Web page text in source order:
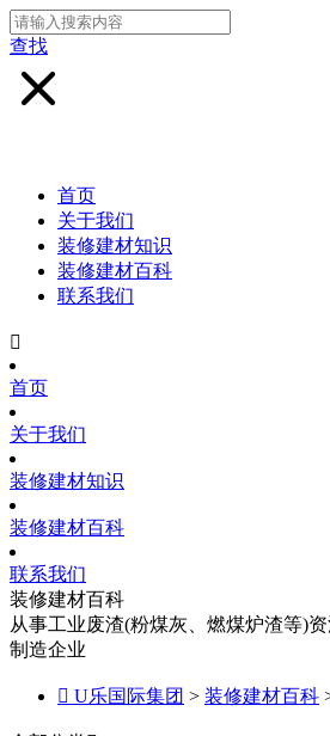
查找
首页
关于我们
装修建材知识
装修建材百科
联系我们

首页
关于我们
装修建材知识
装修建材百科
联系我们
装修建材百科
从事工业废渣(粉煤灰、燃煤炉渣等)
制造企业
 U乐国际集团 > 装修建材百科